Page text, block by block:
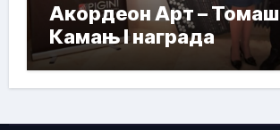
Акордеон Арт – Томаш
Камањ I награда